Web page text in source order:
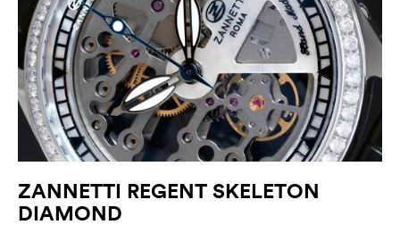
ZANNETTI REGENT SKELETON
DIAMOND